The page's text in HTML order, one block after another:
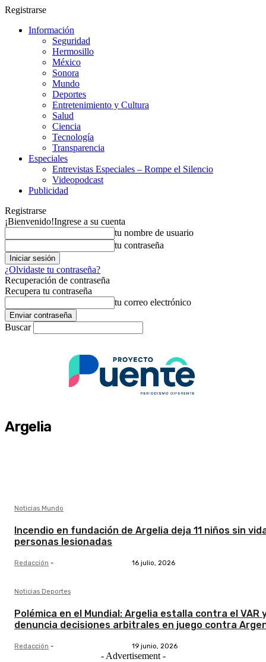
Registrarse
Información
Seguridad
Hermosillo
México
Sonora
Mundo
Deportes
Entretenimiento y Cultura
Salud
Ciencia
Tecnología
Transparencia
Especiales
Entrevistas Especiales – Rompe el Silencio
Videopodcast
Publicidad
Registrarse
¡Bienvenido!Ingrese a su cuenta
tu nombre de usuario
tu contraseña
¿Olvidaste tu contraseña?
Recuperación de contraseña
Recupera tu contraseña
tu correo electrónico
Buscar
Argelia
Noticias Mundo
Incendio en fundación de Argelia deja 11 niños sin
personas lesionadas
Redacción - 16 julio, 2026
Noticias Deportes
Polémica en el Mundial: Argelia estalla contra el VAR
denuncia decisiones arbitrales en juego contra
Redacción - 19 junio, 2026
- Advertisement -